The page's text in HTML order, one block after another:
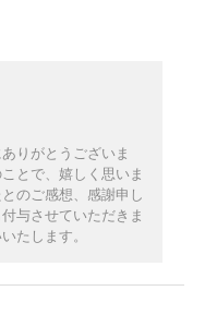
りがとうございま
とで、嬉しく思いま
のご感想、感謝申し
与させていただきま
たします。